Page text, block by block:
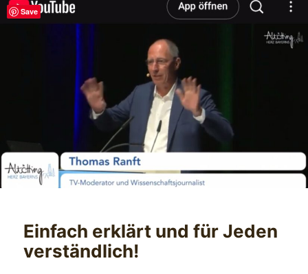
Einfach erklärt und für Jeden
verständlich!
Save